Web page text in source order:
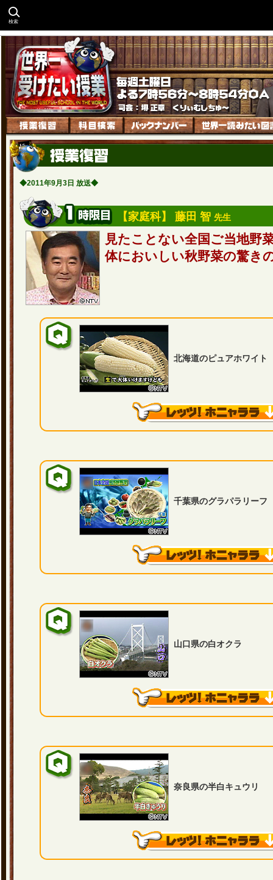
検索
◆2011年9月3日 放送◆
【家庭科】 藤田 智 先生
見たことない全国ご当地野
体においしい秋野菜の驚き
北海道のピュアホワイト
千葉県のグラパラリーフ
山口県の白オクラ
奈良県の半白キュウリ